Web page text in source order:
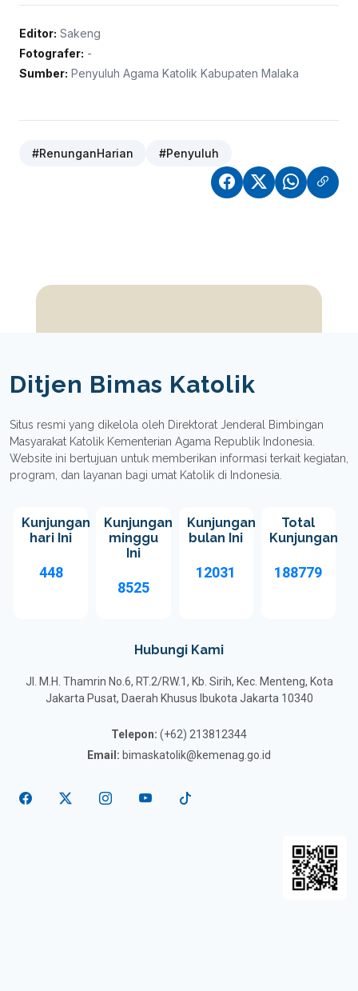
Editor: Sakeng
Fotografer: -
Sumber: Penyuluh Agama Katolik Kabupaten Malaka
#RenunganHarian #Penyuluh
Ditjen Bimas Katolik
Situs resmi yang dikelola oleh Direktorat Jenderal Bimbingan
Masyarakat Katolik Kementerian Agama Republik Indonesia.
Website ini bertujuan untuk memberikan informasi terkait kegiatan,
program, dan layanan bagi umat Katolik di Indonesia.
Kunjungan
hari Ini
448
Kunjungan
minggu
Ini
8525
Kunjungan
bulan Ini
12031
Total
Kunjungan
188779
Hubungi Kami
Jl. M.H. Thamrin No.6, RT.2/RW.1, Kb. Sirih, Kec. Menteng, Kota
Jakarta Pusat, Daerah Khusus Ibukota Jakarta 10340
Telepon: (+62) 213812344
Email: bimaskatolik@kemenag.go.id